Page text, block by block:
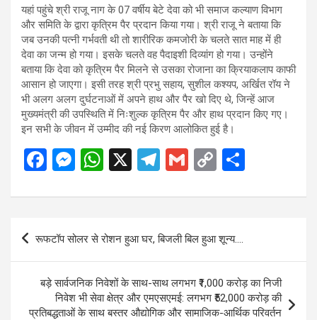
यहां पहुंचे श्री राजू नाग के 07 वर्षीय बेटे देवा को भी समाज कल्याण विभाग
और समिति के द्वारा कृत्रिम पैर प्रदान किया गया। श्री राजू ने बताया कि
जब उनकी पत्नी गर्भवती थी तो शारीरिक कमजोरी के चलते सात माह में ही
देवा का जन्म हो गया। इसके चलते वह पैदाइशी दिव्यांग हो गया। उन्होंने
बताया कि देवा को कृत्रिम पैर मिलने से उसका रोजाना का क्रियाकलाप काफी
आसान हो जाएगा। इसी तरह श्री प्रभु सहाय, सुशील कश्यप, अर्खित रॉय ने
भी अलग अलग दुर्घटनाओं में अपने हाथ और पैर खो दिए थे, जिन्हें आज
मुख्यमंत्री की उपस्थिति में निःशुल्क कृत्रिम पैर और हाथ प्रदान किए गए।
इन सभी के जीवन में उम्मीद की नई किरण आलोकित हुई है।
F
ce
b
o
o
k
M
se
n
g
er
W
at
s
A
p
p
X
T
e
gr
a
m
G
ail
C
py
n
k
ar
Post
रूफटॉप सोलर से रोशन हुआ घर, बिजली बिल हुआ शून्य….
बड़े सार्वजनिक निवेशों के साथ-साथ लगभग ₹1,000 करोड़ का निजी
निवेश भी सेवा क्षेत्र और एमएसएमई: लगभग ₹52,000 करोड़ की
प्रतिबद्धताओं के साथ बस्तर औद्योगिक और सामाजिक-आर्थिक परिवर्तन